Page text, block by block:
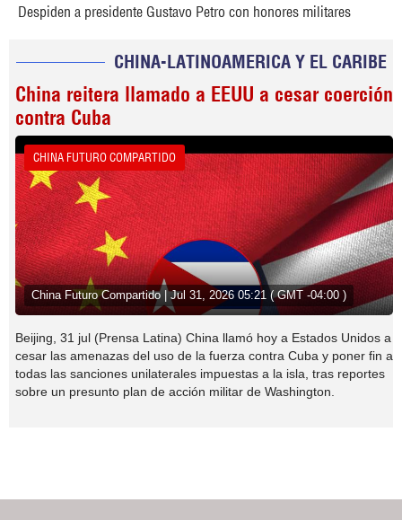
Despiden a presidente Gustavo Petro con honores militares
CHINA-LATINOAMERICA Y EL CARIBE
China reitera llamado a EEUU a cesar coerción
contra Cuba
CHINA FUTURO COMPARTIDO
China Futuro Compartido | Jul 31, 2026 05:21 ( GMT -04:00 )
Beijing, 31 jul (Prensa Latina) China llamó hoy a Estados Unidos a
cesar las amenazas del uso de la fuerza contra Cuba y poner fin a
todas las sanciones unilaterales impuestas a la isla, tras reportes
sobre un presunto plan de acción militar de Washington.